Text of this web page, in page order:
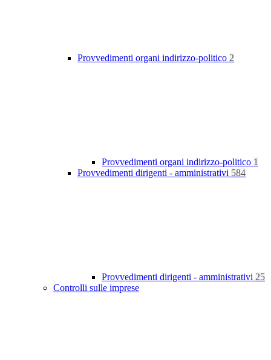
Provvedimenti organi indirizzo-politico 2
Provvedimenti organi indirizzo-politico 1
Provvedimenti dirigenti - amministrativi 584
Provvedimenti dirigenti - amministrativi 25
Controlli sulle imprese